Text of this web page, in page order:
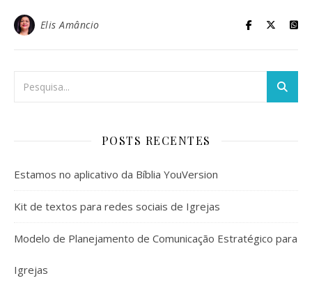
Elis Amâncio
POSTS RECENTES
Estamos no aplicativo da Bíblia YouVersion
Kit de textos para redes sociais de Igrejas
Modelo de Planejamento de Comunicação Estratégico para
Igrejas